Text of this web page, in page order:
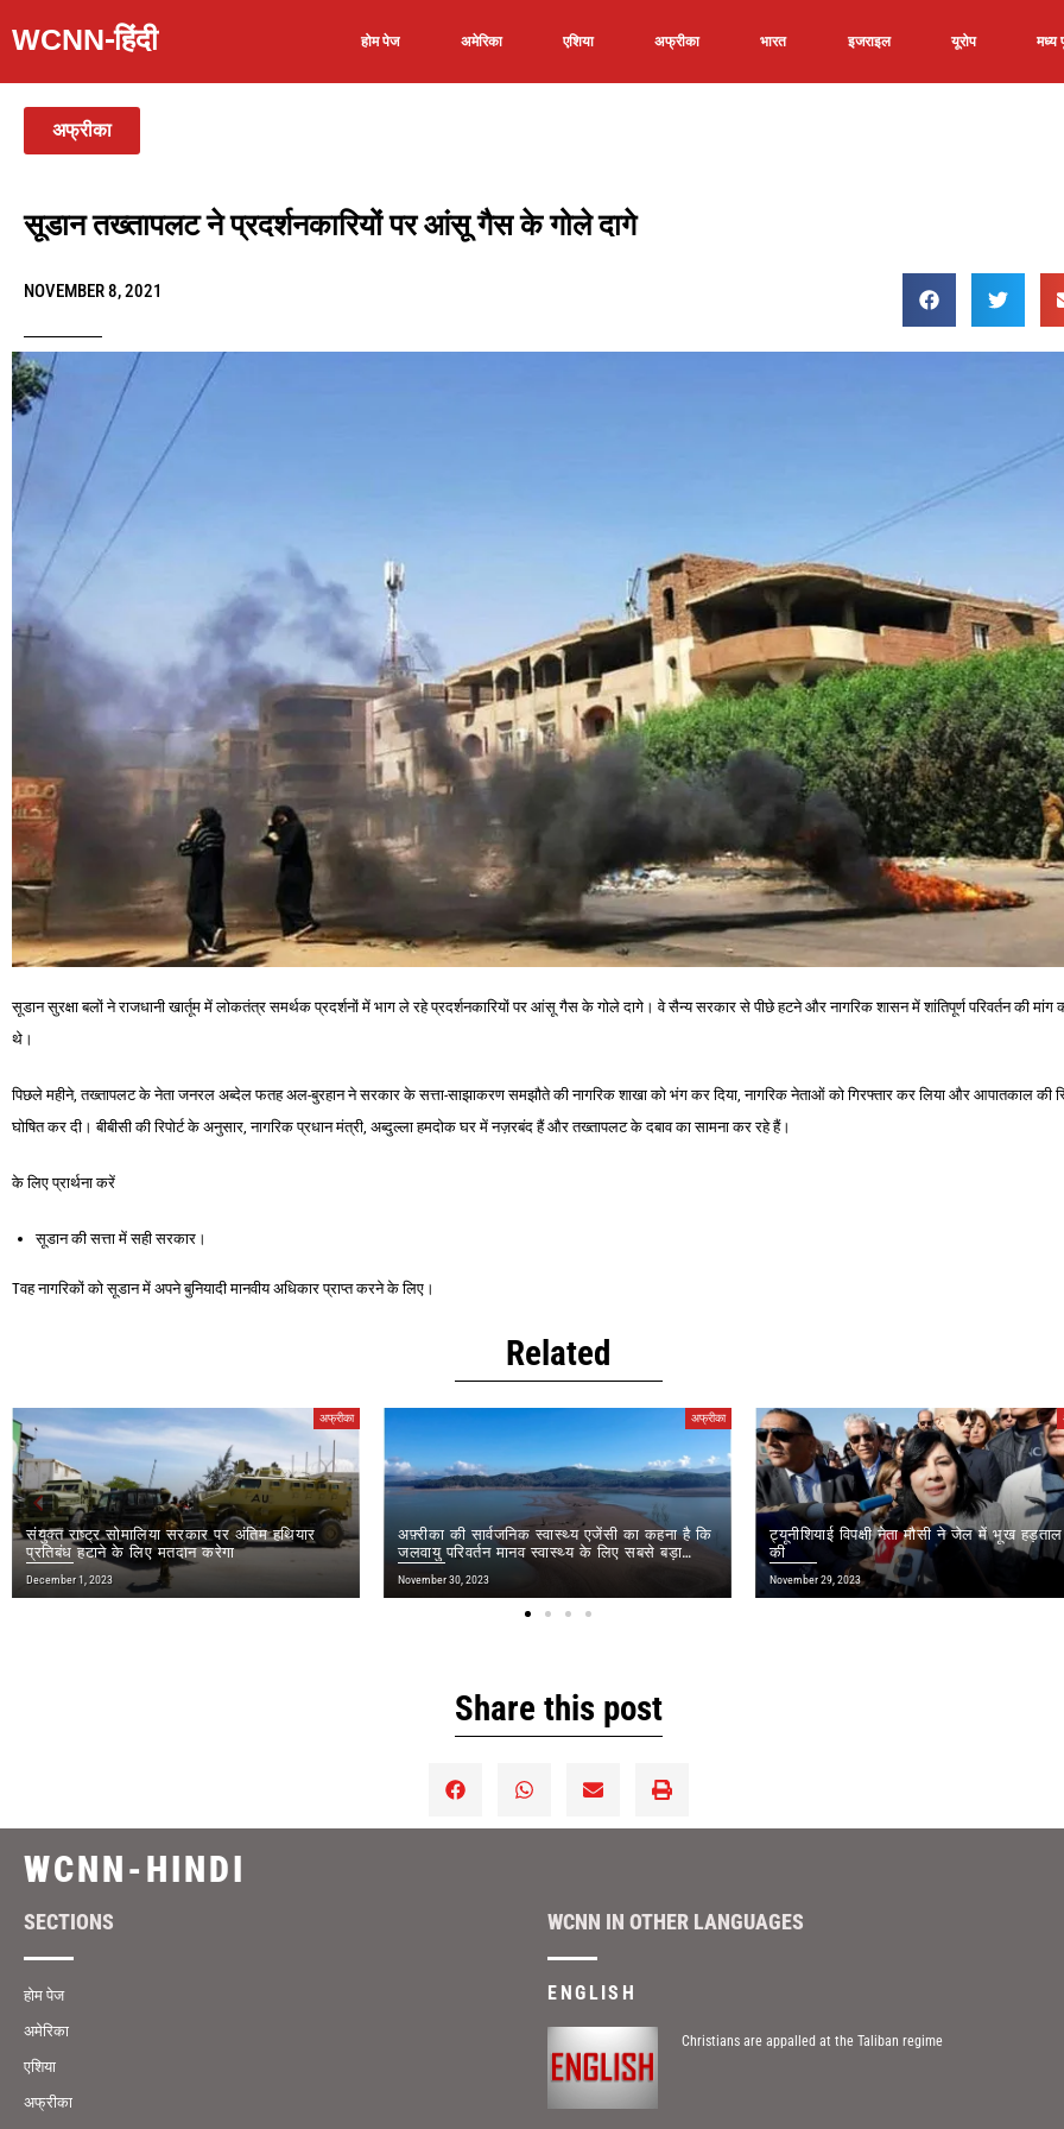
WCNN-हिंदी होम पेज अमेरिका एशिया अफ्रीका भारत इजराइल यूरोप मध्य
अफ्रीका
सूडान तख्तापलट ने प्रदर्शनकारियों पर आंसू गैस के गोले दागे
NOVEMBER 8, 2021
सूडान सुरक्षा बलों ने राजधानी खार्तूम में लोकतंत्र समर्थक प्रदर्शनों में भाग ले रहे प्रदर्शनकारियों पर आंसू गैस के गोले दागे। वे सैन्य सरकार से पीछे हटने और नागरिक शासन में शांतिपूर्ण परिवर्तन की मांग
थे।
पिछले महीने, तख्तापलट के नेता जनरल अब्देल फतह अल-बुरहान ने सरकार के सत्ता-साझाकरण समझौते की नागरिक शाखा को भंग कर दिया, नागरिक नेताओं को गिरफ्तार कर लिया और आपातकाल की
घोषित कर दी। बीबीसी की रिपोर्ट के अनुसार, नागरिक प्रधान मंत्री, अब्दुल्ला हमदोक घर में नज़रबंद हैं और तख्तापलट के दबाव का सामना कर रहे हैं।
के लिए प्रार्थना करें
सूडान की सत्ता में सही सरकार।
Tवह नागरिकों को सूडान में अपने बुनियादी मानवीय अधिकार प्राप्त करने के लिए।
Related
अफ्रीका
संयुक्त राष्ट्र सोमालिया सरकार पर अंतिम हथियार
प्रतिबंध हटाने के लिए मतदान करेगा
December 1, 2023
अफ्रीका
अफ़्रीका की सार्वजनिक स्वास्थ्य एजेंसी का कहना है कि
जलवायु परिवर्तन मानव स्वास्थ्य के लिए सबसे बड़ा
November 30, 2023
ट्यूनीशियाई विपक्षी नेता मौसी ने जेल में भूख
की
November 29, 2023
Share this post
WCNN-HINDI
SECTIONS
होम पेज
अमेरिका
एशिया
अफ्रीका
WCNN IN OTHER LANGUAGES
ENGLISH
Christians are appalled at the Taliban regime